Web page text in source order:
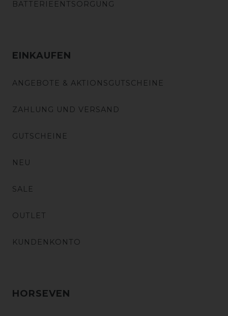
BATTERIEENTSORGUNG
EINKAUFEN
ANGEBOTE & AKTIONSGUTSCHEINE
ZAHLUNG UND VERSAND
GUTSCHEINE
NEU
SALE
OUTLET
KUNDENKONTO
HORSEVEN